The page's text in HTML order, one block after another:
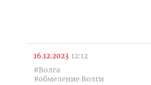
16.12.2023 12:12
#Волга
#обмеление Волги